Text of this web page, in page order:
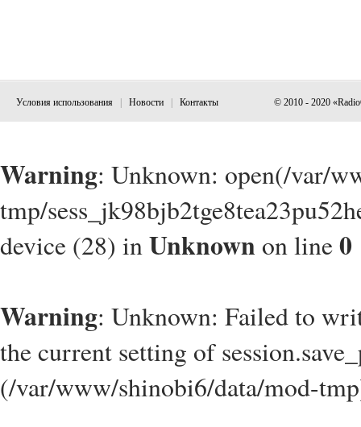
Условия использования Новости Контакты © 2010 - 2020
Warning: Unknown: open(/var/
tmp/
device (28) inUnknown on line0
Warning: Unknown: Failed to
the current setting of
(/var/www/shinobi6/data/mod-